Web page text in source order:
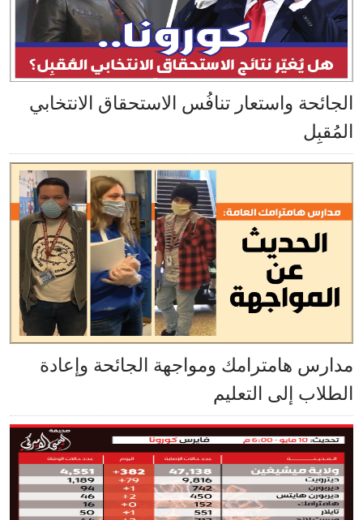
الجائحة واستعار تنافُس الاستحقاق الانتخابي
المُقبِل
مدارس هامترامك ومواجهة الجائحة وإعادة
الطلاب إلى التعليم